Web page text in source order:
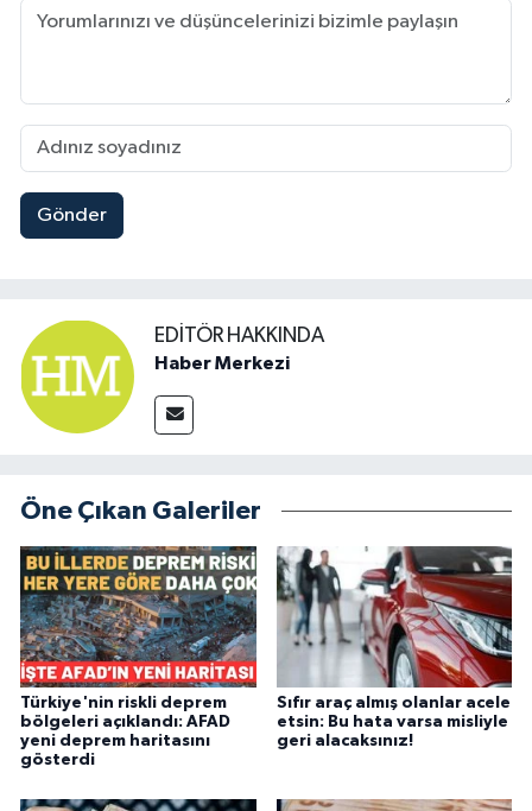
Gönder
EDITÖR HAKKINDA
Haber Merkezi
Öne Çıkan Galeriler
Türkiye'nin riskli deprem
bölgeleri açıklandı: AFAD
yeni deprem haritasını
gösterdi
Sıfır araç almış olanlar acele
etsin: Bu hata varsa misliyle
geri alacaksınız!